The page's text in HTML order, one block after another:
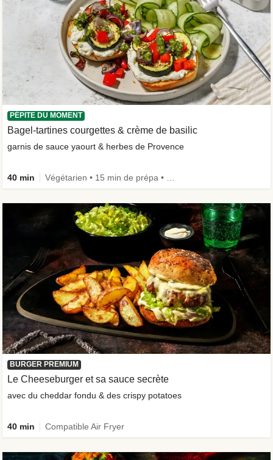
PÉPITE DU MOMENT
Bagel-tartines courgettes & crème de basilic
garnis de sauce yaourt & herbes de Provence
40 min
BURGER PREMIUM
Le Cheeseburger et sa sauce secrète
avec du cheddar fondu & des crispy potatoes
40 min Compatible Air Fryer